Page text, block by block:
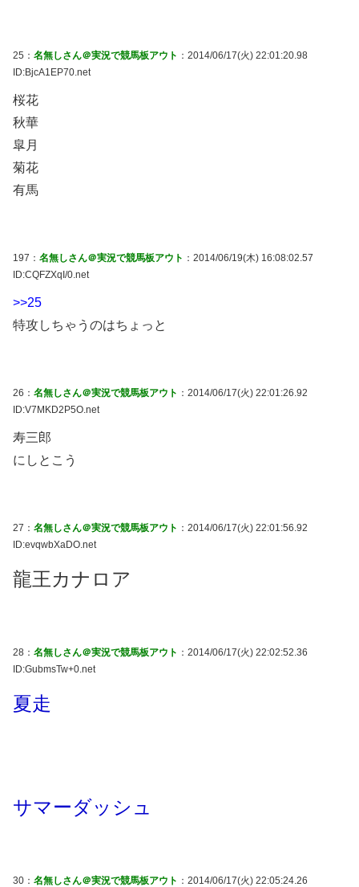
25： 名無しさん＠実況で競馬板アウト ：2014/06/17(火) 22:01:20.98
ID:BjcA1EP70.net
桜花
秋華
皐月
菊花
有馬
197： 名無しさん＠実況で競馬板アウト ：2014/06/19(木) 16:08:02.57
ID:CQFZXqI/0.net
>>25
特攻しちゃうのはちょっと
26： 名無しさん＠実況で競馬板アウト ：2014/06/17(火) 22:01:26.92
ID:V7MKD2P5O.net
寿三郎
にしとこう
27： 名無しさん＠実況で競馬板アウト ：2014/06/17(火) 22:01:56.92
ID:evqwbXaDO.net
龍王カナロア
28： 名無しさん＠実況で競馬板アウト ：2014/06/17(火) 22:02:52.36
ID:GubmsTw+0.net
夏走
サマーダッシュ
30： 名無しさん＠実況で競馬板アウト ：2014/06/17(火) 22:05:24.26